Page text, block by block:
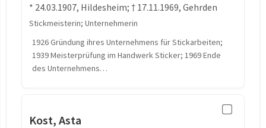
* 24.03.1907, Hildesheim; † 17.11.1969, Gehrden
Stickmeisterin; Unternehmerin
1926 Gründung ihres Unternehmens für Stickarbeiten;
1939 Meisterprüfung im Handwerk Sticker; 1969 Ende
des Unternehmens…
Kost, Asta